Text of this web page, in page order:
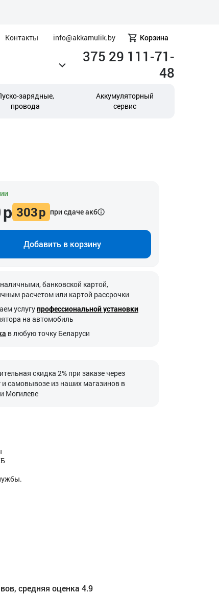
Контакты info@akkamulik.by Корзина
375 29 111-71-
48
зарядные,
провода
Аккумуляторный
сервис
р 303р при сдаче акб
Добавить в корзину
наличными, банковской картой,
расчетом или картой рассрочки
услугупрофессиональной установки
на автомобиль
в любую точку Беларуси
скидка 2% при заказе через
и самовывозе из наших магазинов в
Могилеве
средняя оценка 4.9